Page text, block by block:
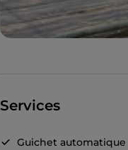
Services
Guichet automatique